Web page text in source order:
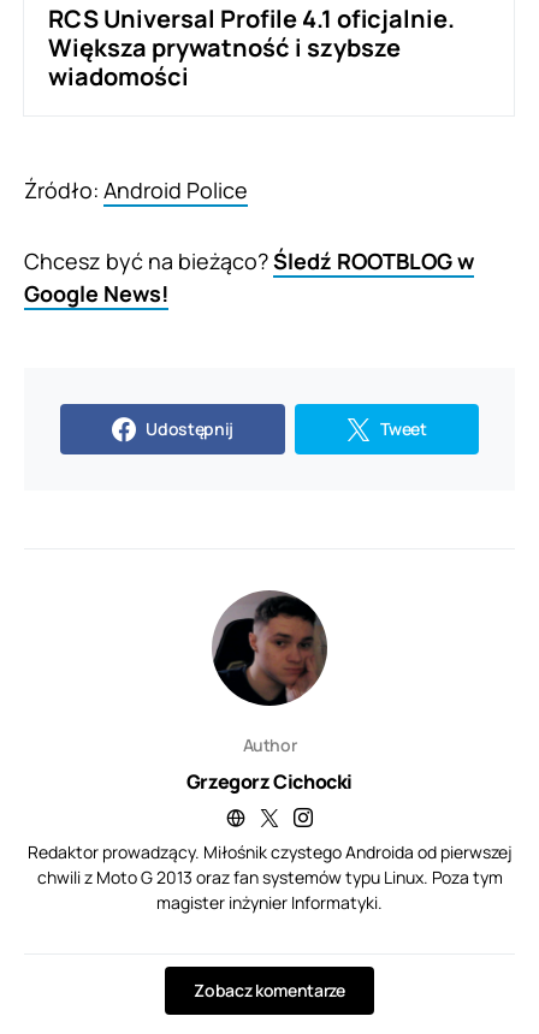
RCS Universal Profile 4.1 oficjalnie.
Większa prywatność i szybsze
wiadomości
Źródło: Android Police
Chcesz być na bieżąco?Śledź ROOTBLOG w
Google News!
Udostępnij Tweet
Author
Grzegorz Cichocki
Redaktor prowadzący. Miłośnik czystego Androida od pierwszej
chwili z Moto G 2013 oraz fan systemów typu Linux. Poza tym
magister inżynier Informatyki.
Zobacz komentarze